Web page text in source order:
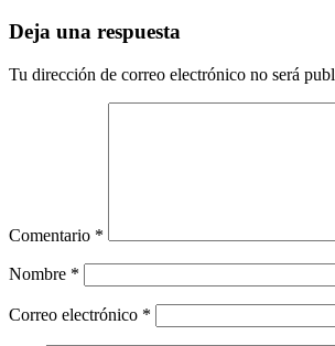
Deja una respuesta
Tu dirección de correo electrónico no será
Comentario *
Nombre *
Correo electrónico *